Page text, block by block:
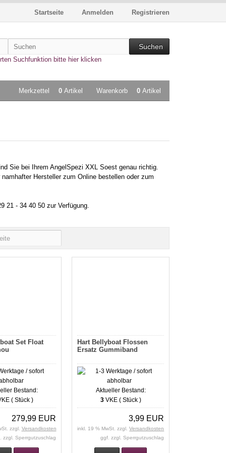
Registrieren
Anmelden
Startseite
Suchen
Suchfunktion bitte hier klicken
Warenkorb 0 Artikel
Merkzettel 0 Artikel
Sie bei Ihrem AngelSpezi XXL Soest genau richtig.
Hersteller zum Online bestellen oder zum
21 - 34 40 50 zur Verfügung.
Set Float
Bestand:
( Stück )
279,99 EUR
zzgl. Versandkosten
zzgl. Sperrgutzuschlag
Hart Bellyboat Flossen
Ersatz Gummiband
Aktueller Bestand:
3VKE ( Stück )
3,99 EUR
inkl. 19 % MwSt. zzgl.Versandkosten
ggf. zzgl. Sperrgutzuschlag